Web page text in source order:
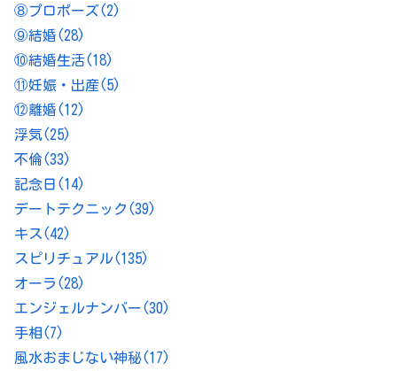
⑧プロポーズ(2)
⑨結婚(28)
⑩結婚生活(18)
⑪妊娠・出産(5)
⑫離婚(12)
浮気(25)
不倫(33)
記念日 (14)
デートテクニック (39)
キス (42)
スピリチュアル(135)
オーラ (28)
エンジェルナンバー(30)
手相 (7)
風水おまじない神秘(17)